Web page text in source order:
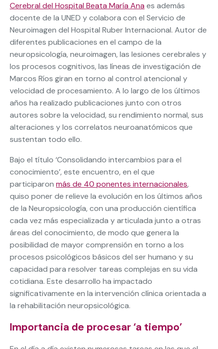
Cerebral del Hospital Beata María Ana es además
docente de la UNED y colabora con el Servicio de
Neuroimagen del Hospital Ruber Internacional. Autor de
diferentes publicaciones en el campo de la
neuropsicología, neuroimagen, las lesiones cerebrales y
los procesos cognitivos, las líneas de investigación de
Marcos Ríos giran en torno al control atencional y
velocidad de procesamiento. A lo largo de los últimos
años ha realizado publicaciones junto con otros
autores sobre la velocidad, su rendimiento normal, sus
alteraciones y los correlatos neuroanatómicos que
sustentan todo ello.
Bajo el título ‘Consolidando intercambios para el
conocimiento’, este encuentro, en el que
participaron más de 40 ponentes internacionales,
quiso poner de relieve la evolución en los últimos años
de la Neuropsicología, con una producción científica
cada vez más especializada y articulada junto a otras
áreas del conocimiento, de modo que genera la
posibilidad de mayor comprensión en torno a los
procesos psicológicos básicos del ser humano y su
capacidad para resolver tareas complejas en su vida
cotidiana. Este desarrollo ha impactado
significativamente en la intervención clínica orientada a
la rehabilitación neuropsicológica.
Importancia de procesar ‘a tiempo’